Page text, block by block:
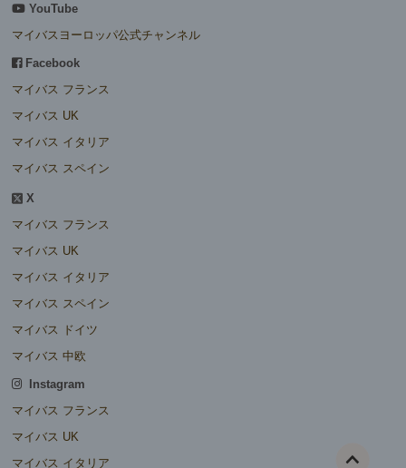
YouTube
マイバスヨーロッパ公式チャンネル
Facebook
マイバス フランス
マイバス UK
マイバス イタリア
マイバス スペイン
X
マイバス フランス
マイバス UK
マイバス イタリア
マイバス スペイン
マイバス ドイツ
マイバス 中欧
Instagram
マイバス フランス
マイバス UK
マイバス イタリア